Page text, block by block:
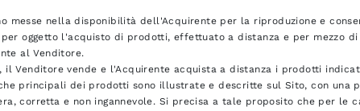
messe nella disponibilità dell'Acquirente per la riproduzione e
per oggetto l'acquisto di prodotti, effettuato a distanza e per mezzo
al Venditore.
il Venditore vende e l'Acquirente acquista a distanza i prodotti
principali dei prodotti sono illustrate e descritte sul Sito, con una
corretta e non ingannevole. Si precisa a tale proposito che per le